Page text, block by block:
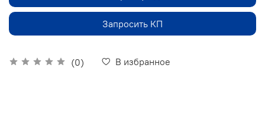
(0) В избранное
Запросить КП